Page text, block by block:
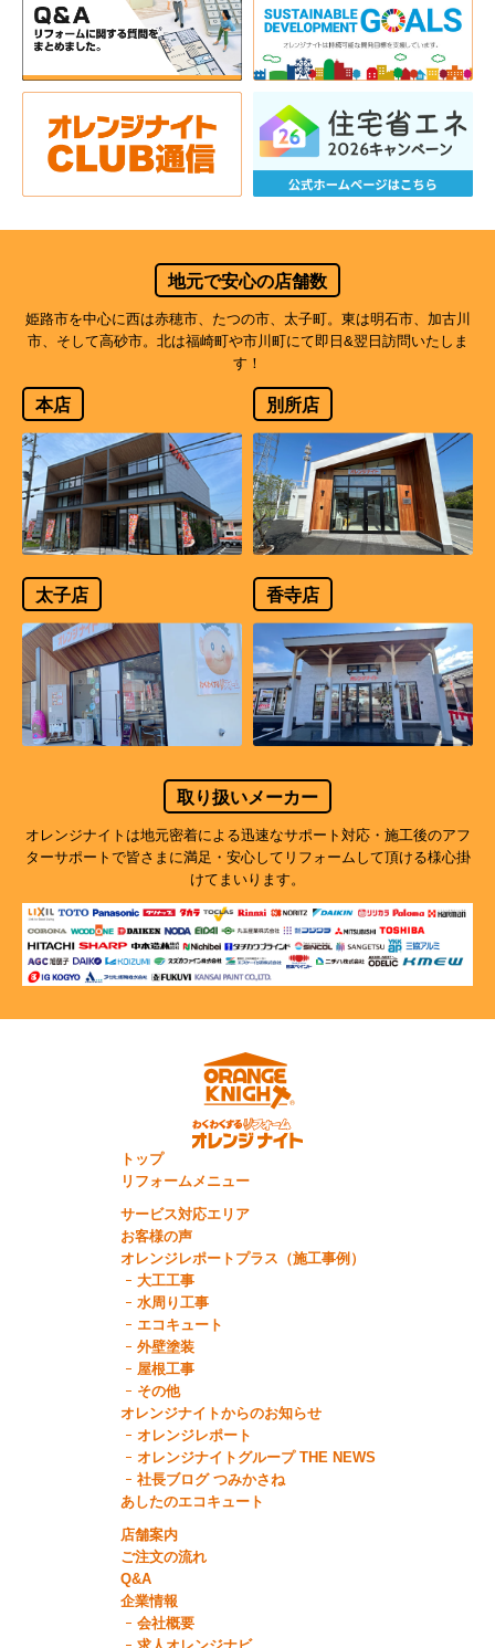
地元で安心の店舗数
姫路市を中心に西は赤穂市、たつの市、太子町。東は明石市、加古川
市、そして高砂市。北は福崎町や市川町にて即日&翌日訪問いたしま
す！
本店 別所店
太子店 香寺店
取り扱いメーカー
オレンジナイトは地元密着による迅速なサポート対応・施工後のアフ
ターサポートで皆さまに満足・安心してリフォームして頂ける様心掛
けてまいります。
トップ
リフォームメニュー
サービス対応エリア
お客様の声
オレンジレポートプラス（施工事例）
大工工事
水周り工事
エコキュート
外壁塗装
屋根工事
その他
オレンジナイトからのお知らせ
オレンジレポート
オレンジナイトグループ THE NEWS
社長ブログ つみかさね
あしたのエコキュート
店舗案内
ご注文の流れ
Q&A
企業情報
会社概要